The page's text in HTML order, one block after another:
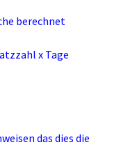
berechnet
x Tage
das dies die